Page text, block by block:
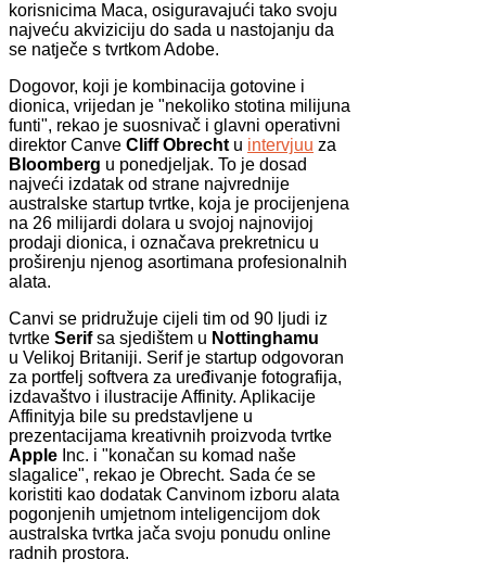
korisnicima Maca, osiguravajući tako svoju
najveću akviziciju do sada u nastojanju da
se natječe s tvrtkom Adobe.
Dogovor, koji je kombinacija gotovine i
dionica, vrijedan je "nekoliko stotina milijuna
funti", rekao je suosnivač i glavni operativni
direktor Canve Cliff Obrecht u intervjuu za
Bloomberg u ponedjeljak. To je dosad
najveći izdatak od strane najvrednije
australske startup tvrtke, koja je procijenjena
na 26 milijardi dolara u svojoj najnovijoj
prodaji dionica, i označava prekretnicu u
proširenju njenog asortimana profesionalnih
alata.
Canvi se pridružuje cijeli tim od 90 ljudi iz
tvrtke Serifsa sjedištem u Nottinghamu
u Velikoj Britaniji. Serif je startup odgovoran
za portfelj softvera za uređivanje fotografija,
izdavaštvo i ilustracije Affinity. Aplikacije
Affinityja bile su predstavljene u
prezentacijama kreativnih proizvoda tvrtke
Apple Inc. i "konačan su komad naše
slagalice", rekao je Obrecht. Sada će se
koristiti kao dodatak Canvinom izboru alata
pogonjenih umjetnom inteligencijom dok
australska tvrtka jača svoju ponudu online
radnih prostora.